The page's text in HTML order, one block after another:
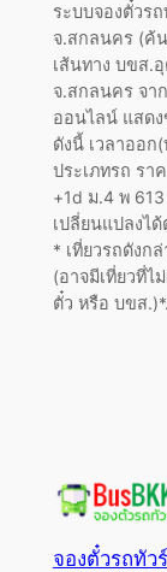
ระบบจองตั๋วร
จ.สกลนคร (ค้
เส้นทาง บขส.
จ.สกลนคร จา
ออนไลน์ แสดง
ดังนี้ เวลาออก
ประเภทรถ รา
+1d ม.4 พ
เปลี่ยนแปลงไ
* เที่ยวรถดังก
(อาจมีเที่ยวที่ไ
ตั๋ว หรือ บขส
จองตั๋วรถทัวร์